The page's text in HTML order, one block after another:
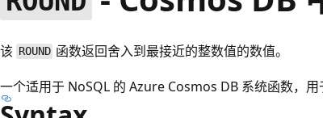
该 ROUND 函数返回舍入到最接近的整数值的数值。
一个适用于 NoSQL 的 Azure Cosmos DB 系统函数，用